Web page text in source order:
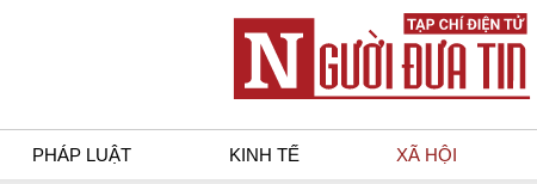
PHÁP LUẬT KINH TẾ XÃ HỘI